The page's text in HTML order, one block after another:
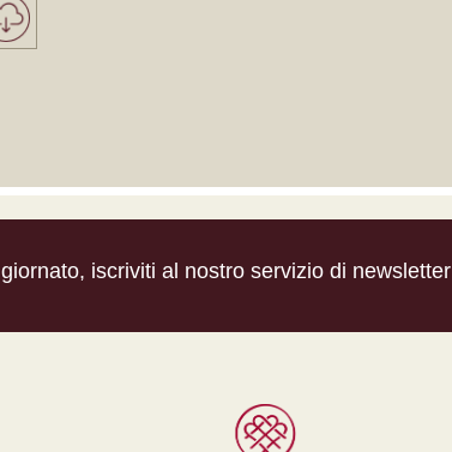
iscriviti al nostro servizio di newsletter